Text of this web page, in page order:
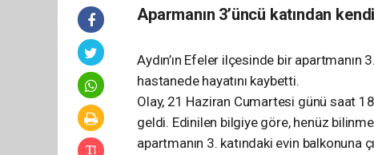
Aparmanın 3’üncü katından
Aydın’ın Efeler ilçesinde bir apartmanın
hastanede hayatını kaybetti.
Olay, 21 Haziran Cumartesi günü saat
geldi. Edinilen bilgiye göre, henüz
apartmanın 3. katındaki evin balkonuna